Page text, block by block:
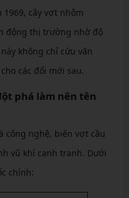
cây vợt nhôm
động thị trường nhờ độ
không chỉ cứu vãn
các đổi mới sau.
phá làm nên tên
công nghệ, biến vợt cầu
vũ khí cạnh tranh. Dưới
chính: